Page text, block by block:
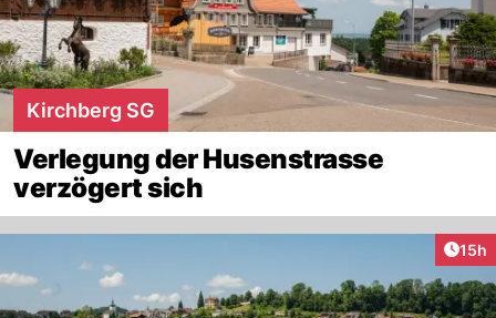
Kirchberg SG
Verlegung der Husenstrasse
verzögert sich
15h